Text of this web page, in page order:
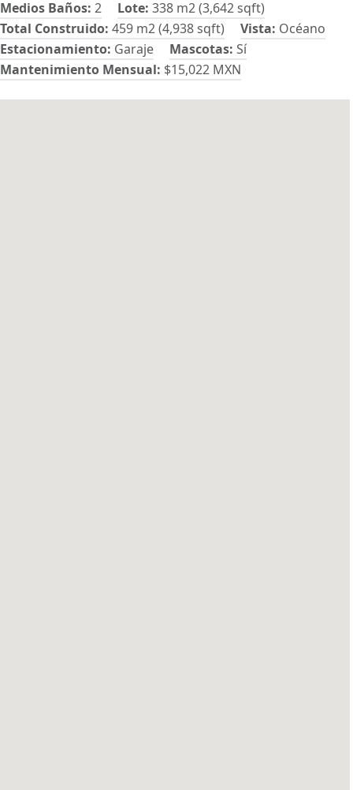
Medios Baños: 2 Lote: 338 m2 (3,642 sqft)
Total Construido: 459 m2 (4,938 sqft) Vista: Océano
Estacionamiento: Garaje Mascotas: Sí
Mantenimiento Mensual: $15,022 MXN